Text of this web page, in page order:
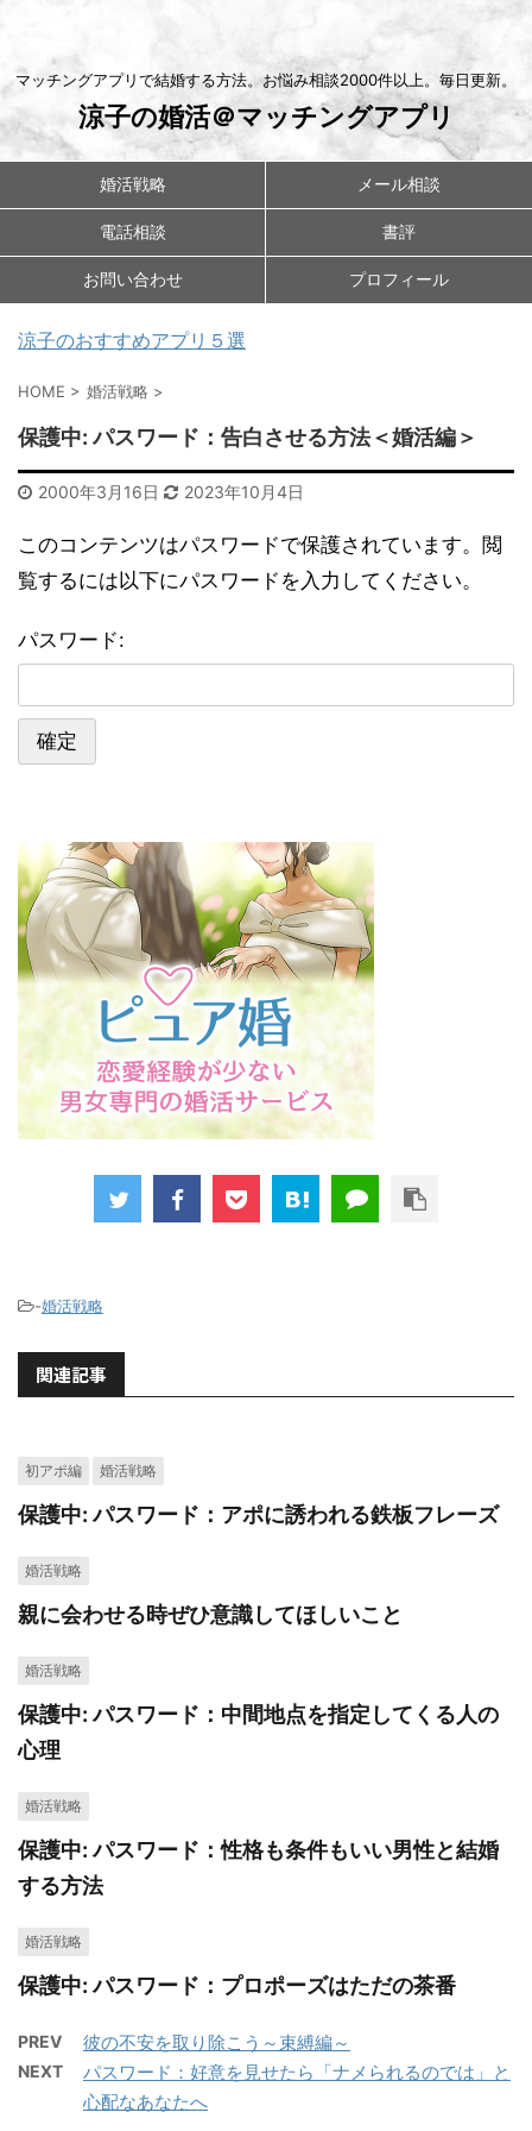
マッチングアプリで結婚する方法。お悩み相談2000件以上。毎日更新。
涼子の婚活＠マッチングアプリ
婚活戦略 メール相談
電話相談 書評
お問い合わせ プロフィール
涼子のおすすめアプリ５選
HOME > 婚活戦略 >
保護中: パスワード：告白させる方法＜婚活編＞
2000年3月16日 2023年10月4日
このコンテンツはパスワードで保護されています。閲
覧するには以下にパスワードを入力してください。
パスワード:
-婚活戦略
関連記事
初アポ編 婚活戦略
保護中: パスワード：アポに誘われる鉄板フレーズ
婚活戦略
親に会わせる時ぜひ意識してほしいこと
婚活戦略
保護中: パスワード：中間地点を指定してくる人の
心理
婚活戦略
保護中: パスワード：性格も条件もいい男性と結婚
する方法
婚活戦略
保護中: パスワード：プロポーズはただの茶番
PREV 彼の不安を取り除こう～束縛編～
NEXT
パスワード：好意を見せたら「ナメられるのでは」と
心配なあなたへ